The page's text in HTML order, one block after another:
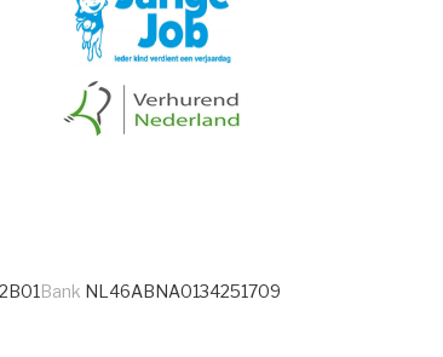
Bank NL46ABNA0134251709